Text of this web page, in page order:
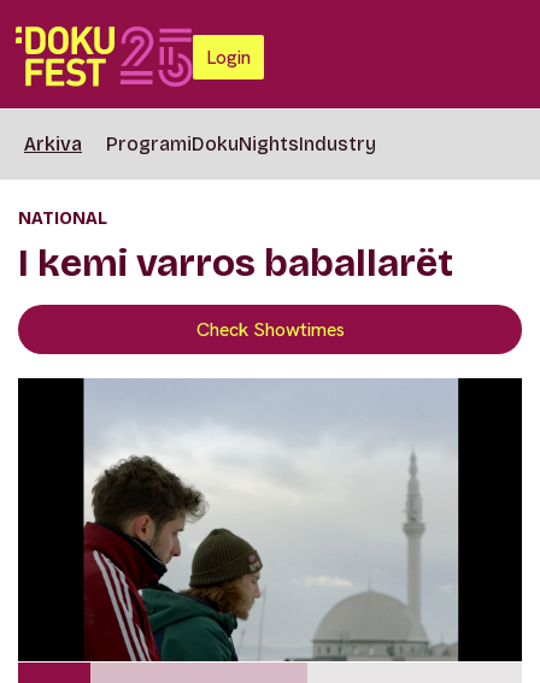
Login
Arkiva ProgramiDokuNightsIndustry
NATIONAL
I kemi varros baballarët
Check Showtimes